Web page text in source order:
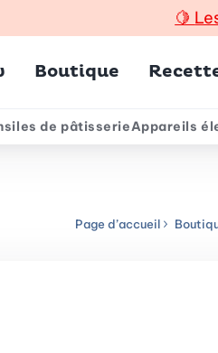
🍋
principal
Boutique
de pâtisserieAppareils
Page d’accueil